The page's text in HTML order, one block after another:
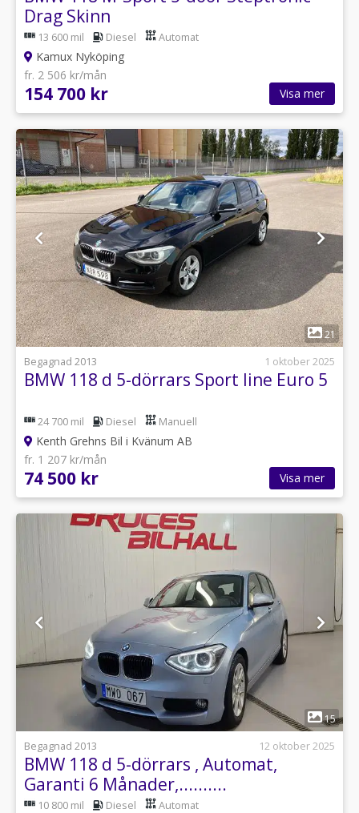
Drag Skinn
13 600 mil Diesel Automat
Kamux Nyköping
fr. 2 506 kr/mån
154 700 kr Visa mer
1
21
Begagnad 2013
1 oktober 2025
BMW 118 d 5-dörrars Sport line Euro 5
24 700 mil Diesel Manuell
Kenth Grehns Bil i Kvänum AB
fr. 1 207 kr/mån
74 500 kr Visa mer
1
15
Begagnad 2013
12 oktober 2025
BMW 118 d 5-dörrars , Automat,
Garanti 6 Månader,..........
10 800 mil Diesel Automat